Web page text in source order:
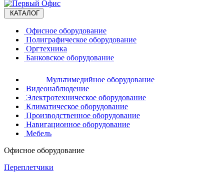
КАТАЛОГ
Офисное оборудование
Полиграфическое оборудование
Оргтехника
Банковское оборудование
Мультимедийное оборудование
Видеонаблюдение
Электротехническое оборудование
Климатическое оборудование
Производственное оборудование
Навигационное оборудование
Мебель
Офисное оборудование
Переплетчики